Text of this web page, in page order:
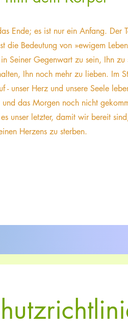
Ende; es ist nur ein Anfang. Der
die Bedeutung von »ewigem
Seiner Gegenwart zu sein, Ihn zu
Ihn noch mehr zu lieben. Im
- unser Herz und unsere Seele
das Morgen noch nicht
unser letzter, damit wir bereit
Herzens zu sterben.